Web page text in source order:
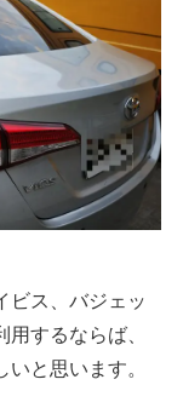
ビス、バジェッ
するならば、
と思います。